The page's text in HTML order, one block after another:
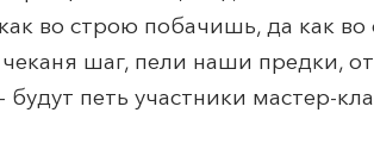
во строю побачишь, да как
шаг, пели наши предки,
петь участники мастер-